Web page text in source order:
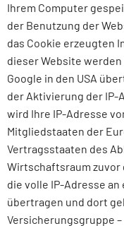
Ihrem Computer
der Benutzung der
das Cookie erzeugten
dieser Website werden
Google in den USA
der Aktivierung der IP-
wird Ihre IP-Adresse
Mitgliedstaaten der
Vertragsstaaten des
Wirtschaftsraum zuvor
die volle IP-Adresse an
übertragen und dort
Versicherungsgruppe